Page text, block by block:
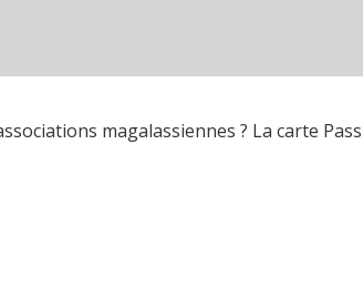
magalassiennes ? La carte Pass